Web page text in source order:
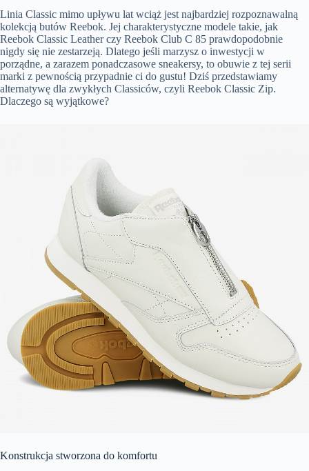
Linia Classic mimo upływu lat wciąż jest najbardziej rozpoznawalną
kolekcją butów Reebok. Jej charakterystyczne modele takie, jak
Reebok Classic Leather czy Reebok Club C 85 prawdopodobnie
nigdy się nie zestarzeją. Dlatego jeśli marzysz o inwestycji w
porządne, a zarazem ponadczasowe sneakersy, to obuwie z tej serii
marki z pewnością przypadnie ci do gustu! Dziś przedstawiamy
alternatywę dla zwykłych Classiców, czyli Reebok Classic Zip.
Dlaczego są wyjątkowe?
Konstrukcja stworzona do komfortu